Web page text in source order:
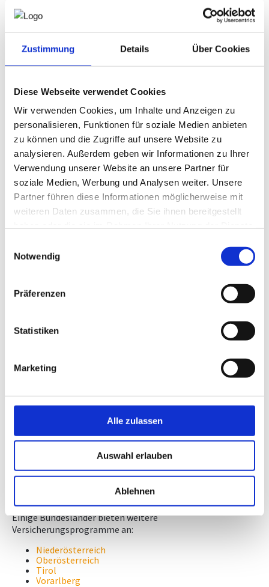
Zustimmung Details Über Cookies
Diese Webseite verwendet Cookies
Wir verwenden Cookies, um Inhalte und Anzeigen zu
personalisieren, Funktionen für soziale Medien anbieten
zu können und die Zugriffe auf unsere Website zu
analysieren. Außerdem geben wir Informationen zu Ihrer
Verwendung unserer Website an unsere Partner für
soziale Medien, Werbung und Analysen weiter. Unsere
Partner führen diese Informationen möglicherweise mit
weiteren Daten zusammen, die Sie ihnen bereitgestellt
Notwendig
Präferenzen
Statistiken
Marketing
Alle zulassen
Auswahl erlauben
Ablehnen
Aus diesem Grund hat der
Ingenieurbüros
mit dem Versicherungsmakler Aon Austria
GmbH ein Versicherungsprogramm für seine Mitglieder für
den Bereich Berufshaftpflichtversicherung
Betriebsunterbrechungsversicherung und
Unfallversicherung entwickelt.
Die AHTB 75 und ein Auszug aus den besonderen
Bedingungen-Rahmenvereinbarung werden den
Mitgliedern auf Anfrage zur Verfügung gestellt.
Nähere Informationen finden Sie in der Broschüre:
Versicherungsprogramm Ingenieurbüros Dezember 2025.pdf
(5,1 MB)
Gerne können Sie unseren Versicherungsexperten direkt
Akad.Vkfm. Peter Artmann
Nordbergstraße 5/4/74a | 1090 Wien
Zugang - Julius-Tandler-Platz 3 | 1090 Wien - FRANCIS
E: peter.artmann@aon-austria.at
Über Aon Austria
Zum Versicherungsmakler Ihrer Wahl über dasFirmen A-Z
der WKÖ.
Einige Bundesländer bieten weitere
Versicherungsprogramme an:
Niederösterreich
Oberösterreich
Tirol
Vorarlberg